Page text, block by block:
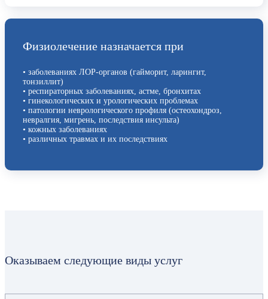
Физиолечение назначается при
• заболеваниях ЛОР-органов (гайморит, ларингит,
тонзиллит)
• респираторных заболеваниях, астме, бронхитах
• гинекологических и урологических проблемах
• патологии неврологического профиля (остеохондроз,
невралгия, мигрень, последствия инсульта)
• кожных заболеваниях
• различных травмах и их последствиях
Оказываем следующие виды услуг